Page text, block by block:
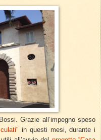
Grazie all’impegno speso
in questi mesi, durante i